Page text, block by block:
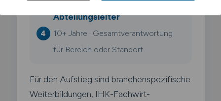
Abteilungsleiter
10+ Jahre · Gesamtverantwortung
für Bereich oder Standort
Für den Aufstieg sind branchenspezifische
Weiterbildungen, IHK-Fachwirt-